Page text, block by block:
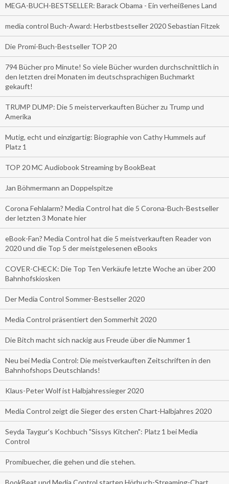
MEGA-BUCH-BESTSELLER: Barack Obama - Ein verheißenes Land
media control Buch-Award: Herbstbestseller 2020 Sebastian Fitzek
Die Promi-Buch-Bestseller TOP 20
794 Bücher pro Minute! So viele Bücher wurden durchschnittlich in
den letzten drei Monaten im deutschsprachigen Buchmarkt
gekauft!
TRUMP DUMP: Die 5 meisterverkauften Bücher zu Trump und
Amerika
Mutig, echt und einzigartig: Biographie von Cathy Hummels auf
Platz 1
TOP 20 MC Audiobook Streaming by BookBeat
Jan Böhmermann an Doppelspitze
Corona Fehlalarm? Media Control hat die 5 Corona-Buch-Bestseller
der letzten 3 Monate hier
eBook-Fan? Media Control hat die 5 meistverkauften Reader von
2020 und die Top 5 der meistgelesenen eBooks
COVER-CHECK: Die Top Ten Verkäufe letzte Woche an über 200
Bahnhofskiosken
Der Media Control Sommer-Bestseller 2020
Media Control präsentiert den Sommerhit 2020
Die Bitch macht sich nackig aus Freude über die Nummer 1
Neu bei Media Control: Die meistverkauften Zeitschriften in den
Bahnhofshops Deutschlands!
Klaus-Peter Wolf ist Halbjahressieger 2020
Media Control zeigt die Sieger des ersten Chart-Halbjahres 2020
Seyda Taygur's Kochbuch "Sissys Kitchen": Platz 1 bei Media
Control
Promibuecher, die gehen und die stehen.
BookBeat und Media Control starten Hörbuch-Streaming-Chart